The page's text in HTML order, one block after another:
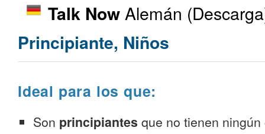
Talk Now Alemán
Principiante, Niños
Ideal para los que:
Son principiantes que no tienen